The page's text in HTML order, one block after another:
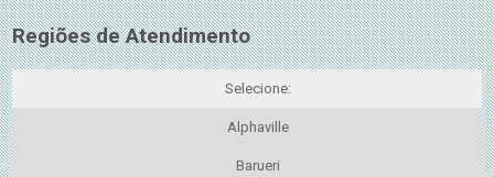
Regiões de Atendimento
Selecione:
Alphaville
Barueri